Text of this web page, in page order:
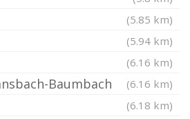
(5.85 km)
(5.94 km)
(6.16 km)
Baumbach (6.16 km)
(6.18 km)